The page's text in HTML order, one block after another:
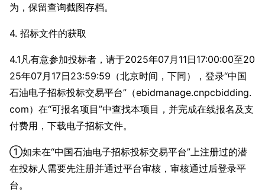
为，保留查询截图存档。
4. 招标文件的获取
4.1凡有意参加投标者，请于2025年07月11日17:00:00至20
25年07月17日23:59:59（北京时间，下同），登录“中国
石油电子招标投标交易平台”（ebidmanage.cnpcbidding.
com）在“可报名项目”中查找本项目，并完成在线报名及支
付费用，下载电子招标文件。
①如未在“中国石油电子招标投标交易平台”上注册过的潜
在投标人需要先注册并通过平台审核，审核通过后登录平
台。